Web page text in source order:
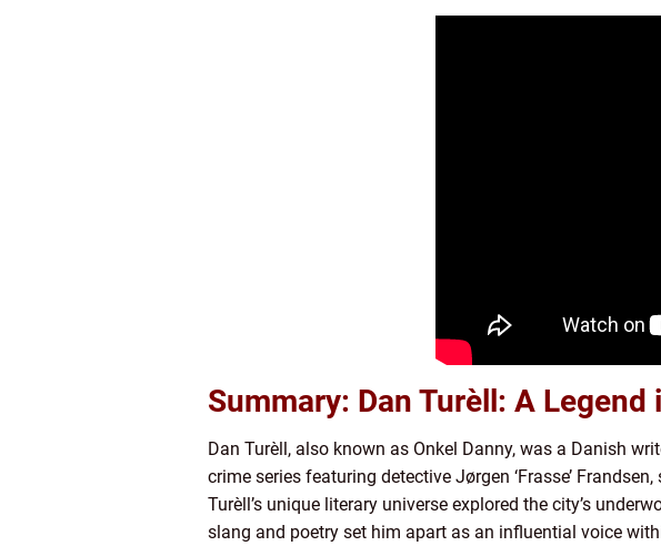
Summary: Dan Turèll: A
Dan Turèll, also known as Onkel Danny, was a Danish
crime series featuring detective Jørgen ‘Frasse’
Turèll’s unique literary universe explored the city’s
slang and poetry set him apart as an influential voice